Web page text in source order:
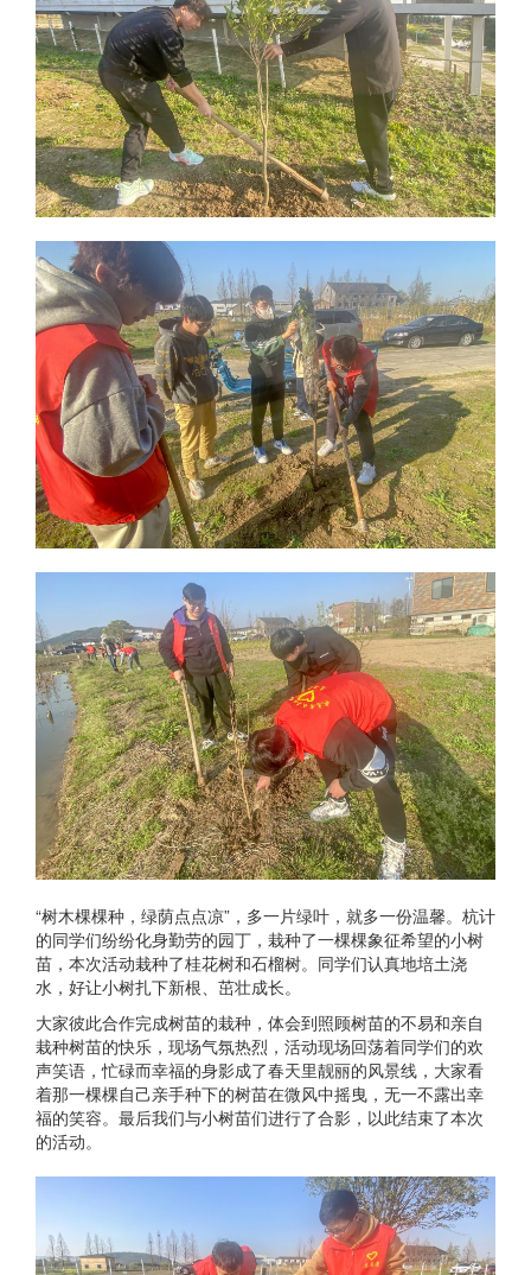
“树木棵棵种，绿荫点点凉”，多一片绿叶，就多一份温馨。杭计
的同学们纷纷化身勤劳的园丁，栽种了一棵棵象征希望的小树
苗，本次活动栽种了桂花树和石榴树。同学们认真地培土浇
水，好让小树扎下新根、茁壮成长。
大家彼此合作完成树苗的栽种，体会到照顾树苗的不易和亲自
栽种树苗的快乐，现场气氛热烈，活动现场回荡着同学们的欢
声笑语，忙碌而幸福的身影成了春天里靓丽的风景线，大家看
着那一棵棵自己亲手种下的树苗在微风中摇曳，无一不露出幸
福的笑容。最后我们与小树苗们进行了合影，以此结束了本次
的活动。